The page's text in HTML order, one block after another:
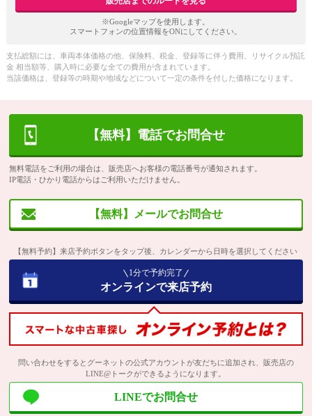
※Googleマップを使用します。
スマートフォンの位置情報をONにしてください。
支払総額には、車両本体価格の他、保険料、税金、登録等に伴う費用、リサイクル預託
金 相当額等、購入時に必要な全ての費用が含まれています。
当該価格は、登録等の時期や地域などについて一定の条件を付した価格になります。
【無料】電話でお問合せ
無料電話をご利用の場合は、販売店へお客様の電話番号が通知されます。
IP電話・ひかり電話からはご利用いただけません。
【無料】メールでお問合せ
【無料予約】来店予約ボタンをタップ後、カレンダーから日時を選択してください
1分で予約完了
オンラインで来店予約
問い合わせをするとグーネットの公式アカウントが友だちに追加され、販売店の
LINE@トークができるようになります。
LINEでお問合せ